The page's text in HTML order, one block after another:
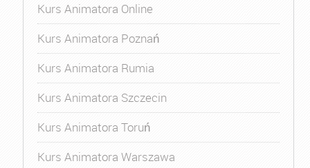
Kurs Animatora Online
Kurs Animatora Poznań
Kurs Animatora Rumia
Kurs Animatora Szczecin
Kurs Animatora Toruń
Kurs Animatora Warszawa